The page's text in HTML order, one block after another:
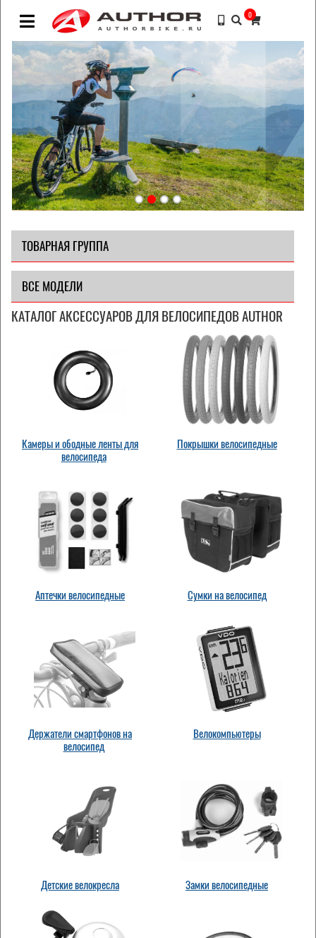
0
ТОВАРНАЯ ГРУППА
ВСЕ МОДЕЛИ
КАТАЛОГ АКСЕССУАРОВ ДЛЯ ВЕЛОСИПЕДОВ AUTHOR
Камеры и ободные ленты для
велосипеда
Покрышки велосипедные
Аптечки велосипедные Сумки на велосипед
Держатели смартфонов на
велосипед
Велокомпьютеры
Детские велокресла Замки велосипедные